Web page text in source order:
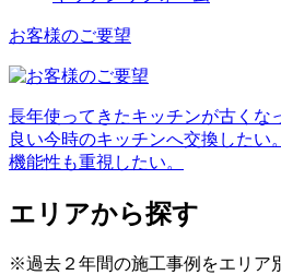
お客様のご要望
長年使ってきたキッチンが古くな
良い今時のキッチンへ交換したい。
機能性も重視したい。
エリアから探す
※過去２年間の施工事例をエリア